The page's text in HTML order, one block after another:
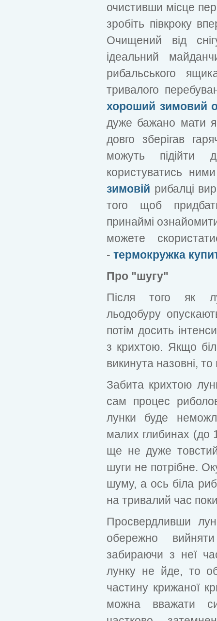
очистивши місце
зробіть півкроку
Очищений від
ідеальний
рибальського
тривалого
хороший зимовий
дуже бажано мати
довго зберігав
можуть підійти
користуватись
зимовій рибалці
того щоб
принаймі
можете
- термокружка
Про "шугу"
Після того як
льодобуру
потім досить
з крихтою. Якщо
викинута назовні,
Забита крихтою
сам процес
лунки буде
малих глибинах (до
ще не дуже
шуги не потрібне.
шуму, а ось біла
на тривалий час
Просвердливши
обережно
забираючи з неї
лунку не йде, то
частину крижаної
можна вважати